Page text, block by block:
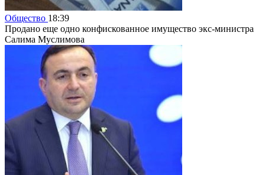
Общество 18:39
Продано еще одно конфискованное имущество экс-министра
Салима Муслимова